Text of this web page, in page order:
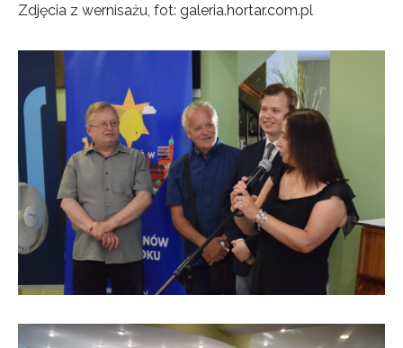
Zdjęcia z wernisażu, fot: galeria.hortar.com.pl